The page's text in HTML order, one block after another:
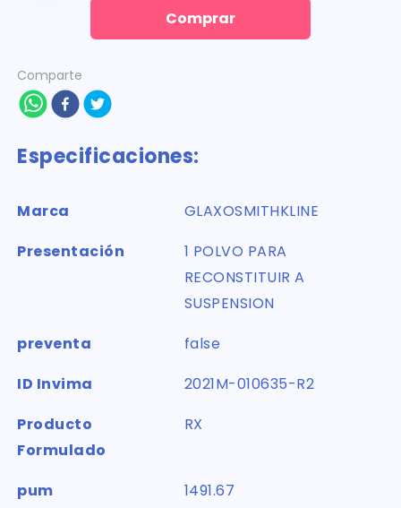
Comprar
Comparte
Especificaciones:
Marca
GLAXOSMITHKLINE
Presentación
1 POLVO PARA
RECONSTITUIR A
SUSPENSION
preventa
false
ID Invima
2021M-010635-R2
Producto
Formulado
RX
pum
1491.67